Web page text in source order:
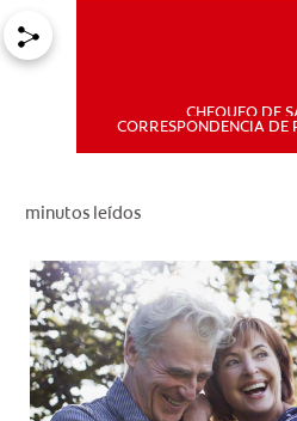
CHEQUEO DE
CORRESPONDENCIA DE
minutos leídos